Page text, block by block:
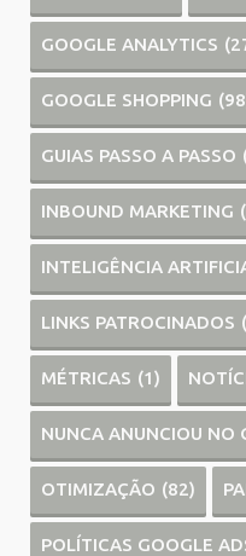
GOOGLE ANALYTICS
GOOGLE SHOPPING
GUIAS PASSO A PASSO
INBOUND MARKETING
INTELIGÊNCIA
LINKS PATROCINADOS
MÉTRICAS (1)
NUNCA ANUNCIOU NO
OTIMIZAÇÃO (82)
POLÍTICAS GOOGLE